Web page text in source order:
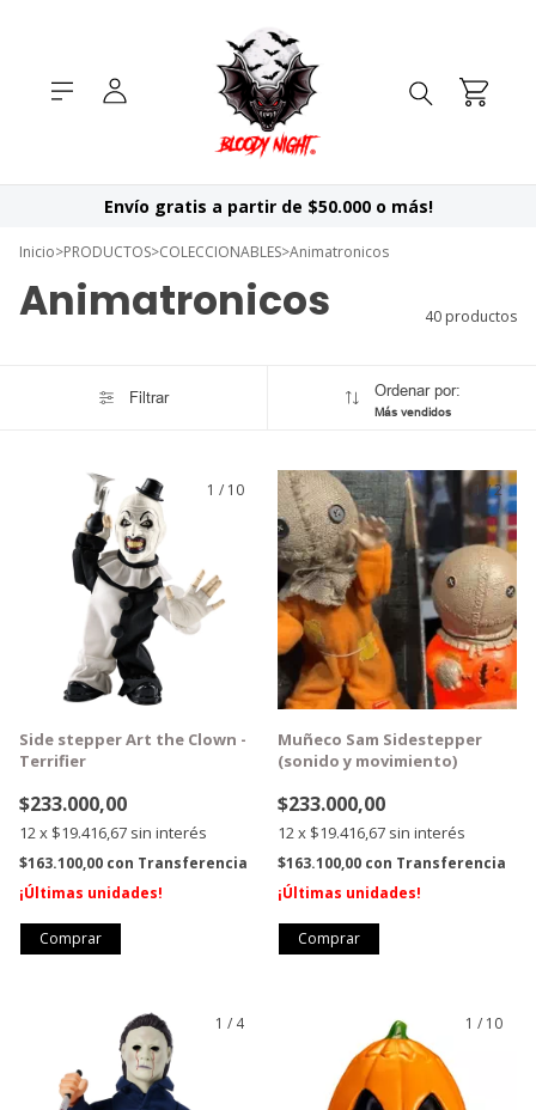
Envío gratis a partir de $50.000 o más!
Inicio>PRODUCTOS>COLECCIONABLES>Animatronicos
Animatronicos 40 productos
Filtrar Ordenar por:
Más vendidos
1 / 10
GRATIS
Side stepper Art the Clown -
Terrifier
$233.000,00
12x $19.416,67 sin interés
$163.100,00 con Transferencia
¡Últimas unidades!
1/2
GRATIS
Muñeco Sam Sidestepper
(sonido y movimiento)
$233.000,00
12x $19.416,67 sin interés
$163.100,00 con Transferencia
¡Últimas unidades!
1 / 4 1 / 10